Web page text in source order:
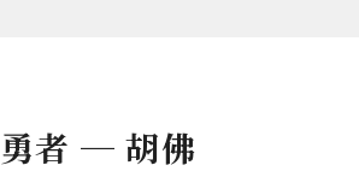
者 ─ 胡佛